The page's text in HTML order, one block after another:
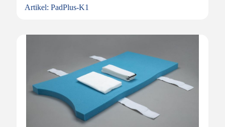
Artikel: PadPlus-K1